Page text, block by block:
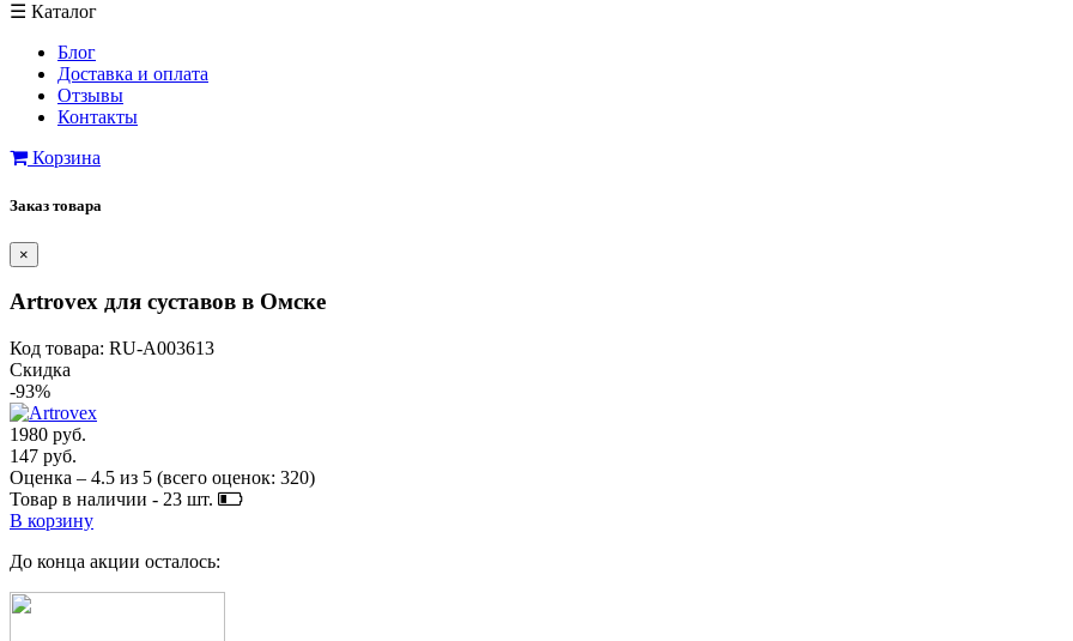
☰ Каталог
Блог
Доставка и оплата
Отзывы
Контакты
Корзина
Заказ товара
×
Artrovex для суставов в Омске
Код товара: RU-A003613
Скидка
-93%
1980 руб.
147 руб.
Оценка – 4.5 из 5 (всего оценок: 320)
Товар в наличии - 23 шт.
В корзину
До конца акции осталось: